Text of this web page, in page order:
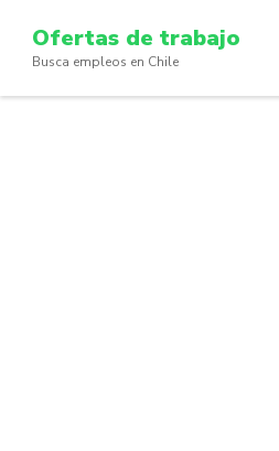
content
(Press
Ofertas de trabajo
Busca empleos en Chile